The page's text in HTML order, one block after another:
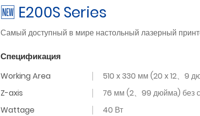
🆕 E200S Series
Самый доступный в мире настольный лазерный
Спецификация
Working Area
510 x 330 мм (20 x 12、9
Z-axis
76 мм (2、99 дюйма) без
Wattage
40 Вт